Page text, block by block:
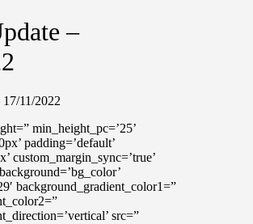
–
min_height_pc=’25’
padding=’default’
custom_margin_sync=’true’
background_gradient_color1=”
src=”